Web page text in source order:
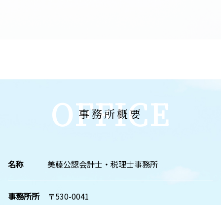
OFFICE
事務所概要
名称 美藤公認会計士・税理士事務所
事務所所
〒530-0041